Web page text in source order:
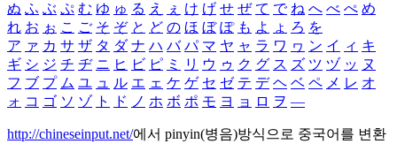
ぬ ふ ぶ ぷ む ゆ ゅ る え ぇ け げ せ ぜ て で ね へ べ ぺ め
れ お ぉ こ ご そ ぞ と ど の ほ ぼ ぽ も よ ょ ろ を
ア ァ カ サ ザ タ ダ ナ ハ バ パ マ ヤ ャ ラ ワ ヮ ン イ ィ キ
ギ シ ジ チ ヂ ニ ヒ ビ ピ ミ リ ウ ゥ ク グ ス ズ ツ ヅ ッ ヌ
フ ブ プ ム ユ ュ ル エ ェ ケ ゲ セ ゼ テ デ ヘ ベ ペ メ レ オ
ォ コ ゴ ソ ゾ ト ド ノ ホ ボ ポ モ ヨ ョ ロ ヲ ―
http://chineseinput.net/에서 pinyin(병음)방식으로 중국어를 변환